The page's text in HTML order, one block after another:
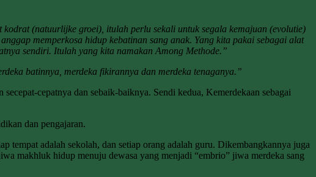
kodrat (natuurlijke groei), itulah perlu sekali untuk segala kemajuan (evolutie)
memperkosa hidup kebatinan sang anak. Yang kita pakai sebagai alat
sendiri. Itulah yang kita namakan Among Methode.”
batinnya, merdeka fikirannya dan merdeka tenaganya.”
cepatnya dan sebaik-baiknya. Sendi kedua, Kemerdekaan sebagai
dan pengajaran.
tempat adalah sekolah, dan setiap orang adalah guru. Dikembangkannya juga
makhluk hidup menuju dewasa yang menjadi “embrio” jiwa merdeka sang